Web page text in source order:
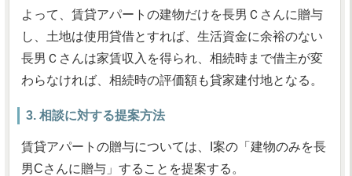
よって、賃貸アパートの建物だけを長男Ｃさんに贈与
し、土地は使用貸借とすれば、生活資金に余裕のない
長男Ｃさんは家賃収入を得られ、相続時まで借主が変
わらなければ、相続時の評価額も貸家建付地となる。
3. 相談に対する提案方法
賃貸アパートの贈与については、I案の「建物のみを長
男Cさんに贈与」することを提案する。